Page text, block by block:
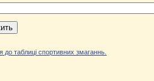
до таблиці спортивних змаганнь.